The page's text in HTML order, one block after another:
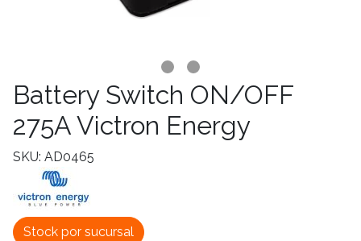
Battery Switch ON/OFF
275A Victron Energy
SKU: AD0465
Stock por sucursal